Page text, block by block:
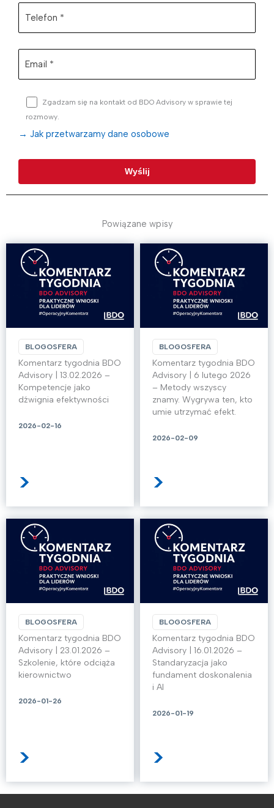
Zgadzam się na kontakt od BDO Advisory w sprawie tej
rozmowy.
→ Jak przetwarzamy dane osobowe
Powiązane wpisy
BLOGOSFERA
Komentarz tygodnia BDO
Advisory | 13.02.2026 –
Kompetencje jako
dźwignia efektywności
2026-02-16
>
BLOGOSFERA
Komentarz tygodnia BDO
Advisory | 6 lutego 2026
– Metody wszyscy
znamy. Wygrywa ten, kto
umie utrzymać efekt.
2026-02-09
>
BLOGOSFERA
Komentarz tygodnia BDO
Advisory | 23.01.2026 –
Szkolenie, które odciąża
kierownictwo
2026-01-26
>
BLOGOSFERA
Komentarz tygodnia BDO
Advisory | 16.01.2026 –
Standaryzacja jako
fundament doskonalenia
i AI
2026-01-19
>